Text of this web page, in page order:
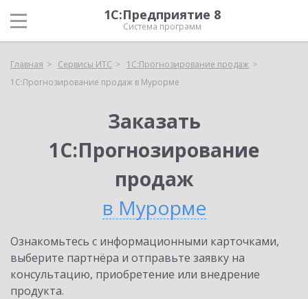
1С:Предприятие 8
Система программ
Главная Сервисы ИТС
1С:Прогнозирование продаж
1С:Прогнозирование продаж в Мурорме
Заказать
1С:Прогнозирование
продаж
в Мурорме
Ознакомьтесь с информационными карточками,
выберите партнёра и отправьте заявку на
консультацию, приобретение или внедрение
продукта.